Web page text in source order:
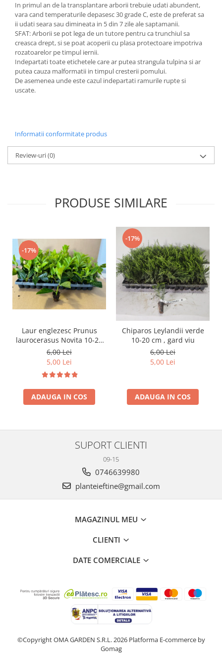
In primul an de la transplantare arborii trebuie udati abundent,
vara cand temperaturile depasesc 30 grade C, este de preferat sa
ii udati seara sau dimineata in 5 din 7 zile ale saptamanii.
SFAT: Arborii se pot lega de un tutore pentru ca trunchiul sa
creasca drept, si se poat acoperii cu plasa protectoare impotriva
rozatoarelor pe timpul iernii.
Indepartati toate etichetele care ar putea strangula tulpina si ar
putea cauza malformatii in timpul cresterii pomului.
De asemenea unde este cazul indepartati ramurile rupte si
uscate.
Informatii conformitate produs
Review-uri(0)
PRODUSE SIMILARE
-17%
Laur englezesc Prunus
laurocerasus Novita 10-20
cm
6,00 Lei
5,00 Lei
ADAUGA IN COS
-17%
Chiparos Leylandii verde
10-20 cm , gard viu
6,00 Lei
5,00 Lei
ADAUGA IN COS
SUPORT CLIENTI
09-15
0746639980
planteieftine@gmail.com
MAGAZINUL MEU
CLIENTI
DATE COMERCIALE
©Copyright OMA GARDEN S.R.L. 2026 Platforma E-commerce by
Gomag